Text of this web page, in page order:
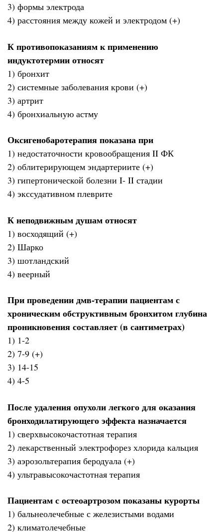
3) формы электрода
4) расстояния между кожей и электродом (+)
К противопоказаниям к применению
индуктотермии относят
1) бронхит
2) системные заболевания крови (+)
3) артрит
4) бронхиальную астму
Оксигенобаротерапия показана при
1) недостаточности кровообращения II ФК
2) облитерирующем эндартериите (+)
3) гипертонической болезни I- II стадии
4) экссудативном плеврите
К неподвижным душам относят
1) восходящий (+)
2) Шарко
3) шотландский
4) веерный
При проведении дмв-терапии пациентам с
хроническим обструктивным бронхитом глубина
проникновения составляет (в сантиметрах)
1) 1-2
2) 7-9 (+)
3) 14-15
4) 4-5
После удаления опухоли легкого для оказания
бронходилатирующего эффекта назначается
1) сверхвысокочастотная терапия
2) лекарственный электрофорез хлорида кальция
3) аэрозольтерапия беродуала (+)
4) ультравысокочастотная терапия
Пациентам с остеоартрозом показаны курорты
1) бальнеолечебные с железистыми водами
2) климатолечебные